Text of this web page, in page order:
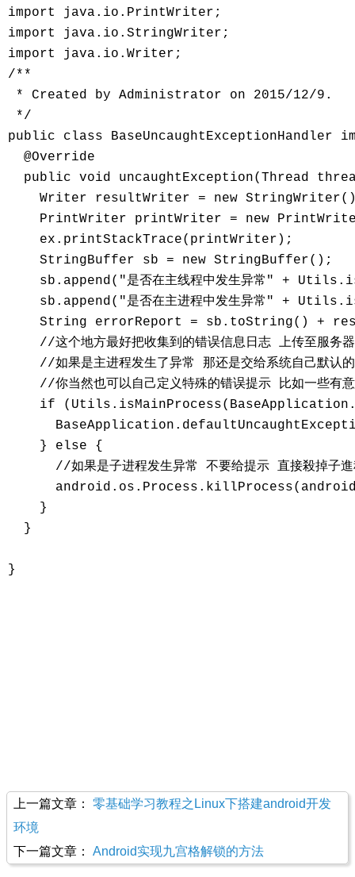
import java.io.PrintWriter;
import java.io.StringWriter;
import java.io.Writer;
/**
* Created by Administrator on 2015/12/9.
*/
public class BaseUncaughtExceptionHandler
  @Override
public void uncaughtException(Thread
Writer resultWriter = new
PrintWriter printWriter = new
    ex.printStackTrace(printWriter);
    StringBuffer sb = new StringBuffer();
sb.append("是否在主线程中发生异常" +
sb.append("是否在主进程中发生异常" +
String errorReport = sb.toString() +
//这个地方最好把收集到的错误信息日志 上传至服务
//如果是主进程发生了异常 那还是交给系统自己默认
//你当然也可以自己定义特殊的错误提示 比如一些有
if
    } else {
//如果是子进程发生异常 不要给提示 直接殺掉子
    }
  }
上一篇文章： 零基础学习教程之Linux下搭建android开发
环境
下一篇文章： Android实现九宫格解锁的方法